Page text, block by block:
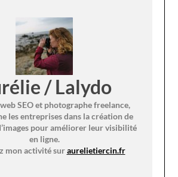
/ Lalydo
SEO et photographe freelance,
les entreprises dans la création de
pour améliorer leur visibilité
en ligne.
mon activité suraurelietiercin.fr